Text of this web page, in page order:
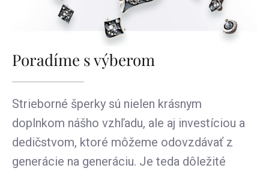
Poradíme s výberom
Strieborné šperky sú nielen krásnym
doplnkom nášho vzhľadu, ale aj investíciou a
dedičstvom, ktoré môžeme odovzdávať z
generácie na generáciu. Je teda dôležité